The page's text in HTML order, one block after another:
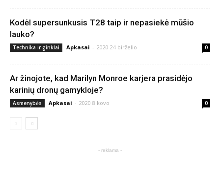
Kodėl supersunkusis T28 taip ir nepasiekė mūšio
lauko?
Technika ir ginklai Apkasai - 2020 24 birželio 0
Ar žinojote, kad Marilyn Monroe karjera prasidėjo
karinių dronų gamykloje?
Asmenybės Apkasai - 2020 8 kovo 0
- reklama -